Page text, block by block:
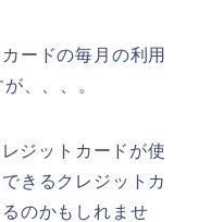
ードの毎月の利用
、、、。
ジットカードが使
きるクレジットカ
のかもしれませ